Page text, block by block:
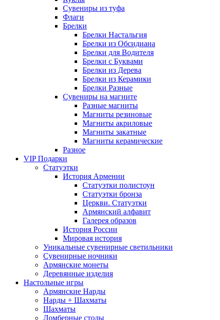
Сувениры из туфа
Флаги
Брелки
Брелки Настальгия
Брелки из Обсидиана
Брелки для Водителя
Брелки с Буквами
Брелки из Дерева
Брелки из Керамики
Брелки Разные
Сувениры на магните
Разные магниты
Магниты резиновые
Магниты акриловые
Магниты закатные
Магниты керамические
Разное
VIP Подарки
Статуэтки
История Армении
Статуэтки полистоун
Статуэтки бронза
Церкви. Статуэтки
Армянский алфавит
Галерея образов
История России
Мировая история
Уникальные сувенирные светильники
Сувенирные ночники
Армянские монеты
Деревянные изделия
Настольные игры
Армянские Нарды
Нарды + Шахматы
Шахматы
Ломберные столы